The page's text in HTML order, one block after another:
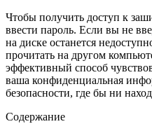
Чтобы получить доступ к
ввести пароль. Если вы не
на диске останется
прочитать на другом
эффективный способ
ваша конфиденциальная
безопасности, где бы ни
Содержание